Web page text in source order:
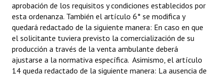
aprobación de los requisitos y condiciones establecidos por
esta ordenanza. También el artículo 6° se modifica y
quedará redactado de la siguiente manera: En caso en que
el solicitante tuviera previsto la comercialización de su
producción a través de la venta ambulante deberá
ajustarse a la normativa específica. Asimismo, el artículo
14 queda redactado de la siguiente manera: La ausencia de